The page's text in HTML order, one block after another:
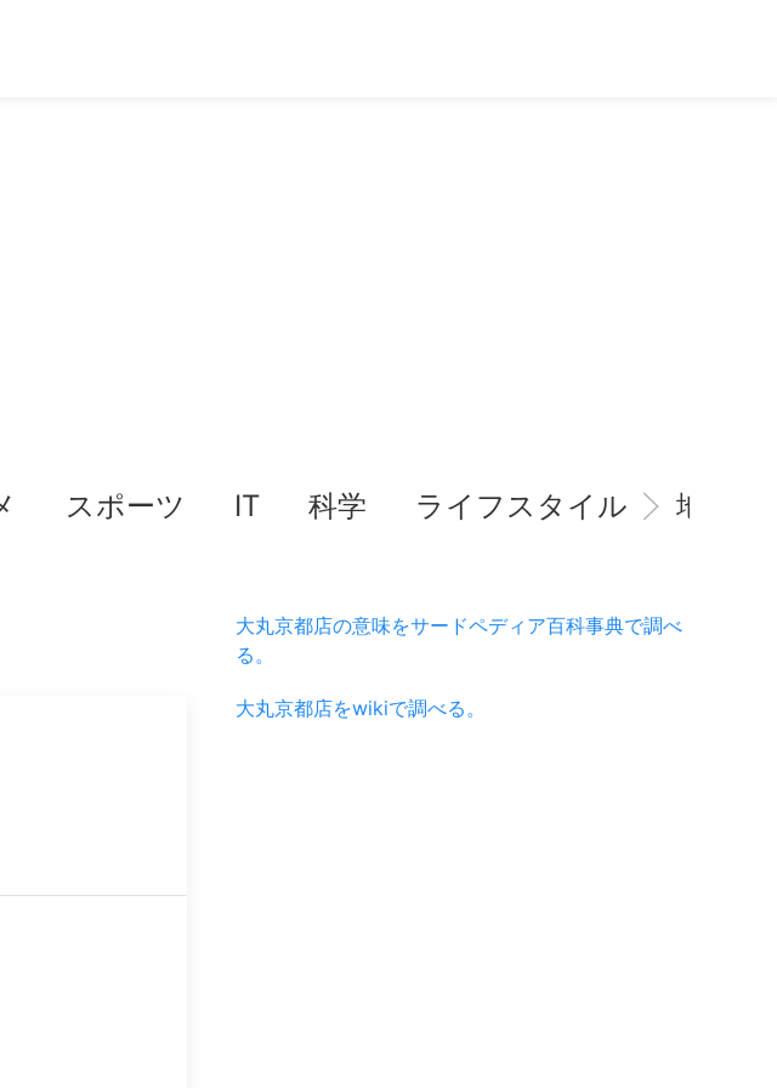
スポーツ IT 科学 ライフスタイル 地域情
大丸京都店の意味をサードペディア百科事典で調べ
る。
大丸京都店をwikiで調べる。